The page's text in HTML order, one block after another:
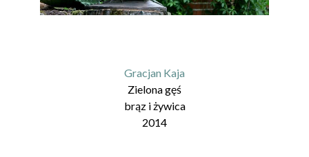
Gracjan Kaja
Zielona gęś
brąz i żywica
2014